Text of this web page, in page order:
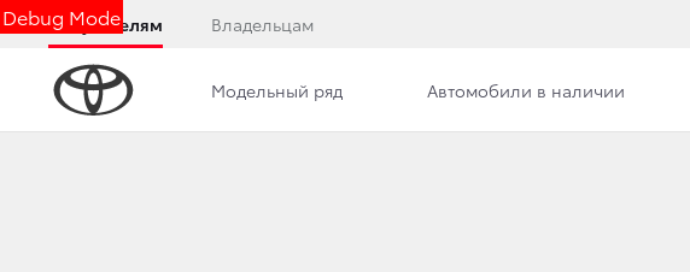
Debug Mode
Покупателям Владельцам
Модельный ряд Автомобили в наличии